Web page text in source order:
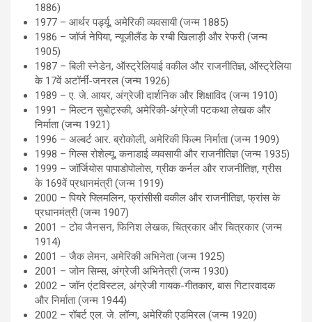
1886)
1977 – आर्थर पर्ड्यू, अमेरिकी व्यवसायी (जन्म 1885)
1986 – जॉर्ज नेपिया, न्यूजीलैंड के रग्बी खिलाड़ी और रेफरी (जन्म
1905)
1987 – बिली स्नेडेन, ऑस्ट्रेलियाई वकील और राजनीतिज्ञ, ऑस्ट्रेलिया
के 17वें अटॉर्नी-जनरल (जन्म 1926)
1989 – ए. जे. आयर, अंग्रेजी दार्शनिक और शिक्षाविद (जन्म 1910)
1991 – मिल्टन सुबोट्स्की, अमेरिकी-अंग्रेजी पटकथा लेखक और
निर्माता (जन्म 1921)
1996 – अल्बर्ट आर. ब्रोकोली, अमेरिकी फिल्म निर्माता (जन्म 1909)
1998 – गिल्स रोशेल्यू, कनाडाई व्यवसायी और राजनीतिज्ञ (जन्म 1935)
1999 – जॉर्जियोस पापाडोपोलोस, ग्रीक कर्नल और राजनीतिज्ञ, ग्रीस
के 169वें प्रधानमंत्री (जन्म 1919)
2000 – पियरे फ्लिमलिन, फ्रांसीसी वकील और राजनीतिज्ञ, फ्रांस के
प्रधानमंत्री (जन्म 1907)
2001 – टोव जैनसन, फिनिश लेखक, चित्रकार और चित्रकार (जन्म
1914)
2001 – जैक लेमन, अमेरिकी अभिनेता (जन्म 1925)
2001 – जोन सिम्स, अंग्रेजी अभिनेत्री (जन्म 1930)
2002 – जॉन एंटविस्टल, अंग्रेजी गायक-गीतकार, बास गिटारवादक
और निर्माता (जन्म 1944)
2002 – रॉबर्ट एल. जे. लॉन्ग, अमेरिकी एडमिरल (जन्म 1920)